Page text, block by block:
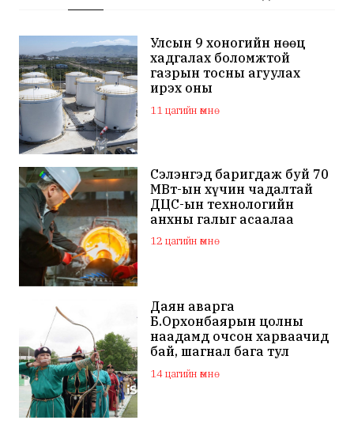
Улсын 9 хоногийн нөөц
хадгалах боломжтой
газрын тосны агуулах
ирэх оны
арванхоёрдугаар сар
ашиглалтад орно
11 цагийн өмнө
Сэлэнгэд баригдаж буй 70
МВт-ын хүчин чадалтай
ДЦС-ын технологийн
анхны галыг асаалаа
12 цагийн өмнө
Даян аварга
Б.Орхонбаярын цолны
наадамд очсон харваачид
бай, шагнал бага тул
наадамд оролцохгүй
гэдгээ мэдэгдлээ
14 цагийн өмнө